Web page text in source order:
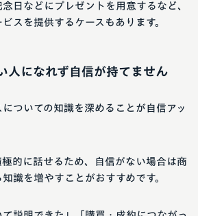
日などにプレゼントを用意するなど、
スを提供するケースもあります。
人になれず自信が持てません
ついての知識を深めることが自信アッ
的に話せるため、自信がない場合は商
識を増やすことがおすすめです。